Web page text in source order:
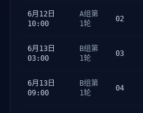
6月12日
10:00
A组第
1轮
02
6月13日
03:00
B组第
1轮
03
6月13日
09:00
B组第
1轮
04